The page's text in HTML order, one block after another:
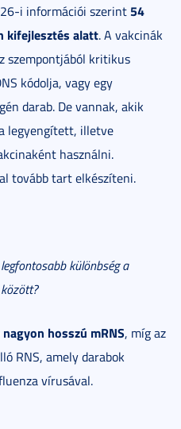
i információi szerint54
kifejlesztés alatt. A vakcinák
szempontjából kritikus
kódolja, vagy egy
darab. De vannak, akik
legyengített, illetve
használni.
tovább tart elkészíteni.
különbség a
hosszú mRNS, míg az
RNS, amely darabok
vírusával.